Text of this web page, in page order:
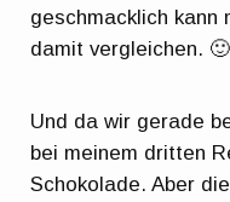
geschmacklich kann
damit vergleichen. 🙂
Und da wir gerade
bei meinem dritten
Schokolade. Aber